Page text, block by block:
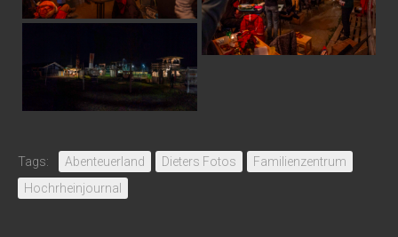
Tags: Abenteuerland Dieters Fotos
Familienzentrum
Hochrheinjournal